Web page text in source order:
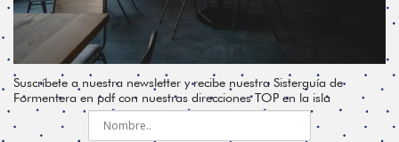
Suscríbete a nuestra newsletter y recibe nuestra Sisterguía de
Formentera en pdf con nuestras direcciones TOP en la isla